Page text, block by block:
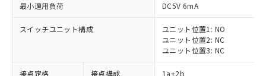
最小適用負荷 DC5V 6mA
スイッチユニット構成
ユニット位置1: NO
ユニット位置2: NC
ユニット位置3: NC
接点定格 接点構成 1a+2b